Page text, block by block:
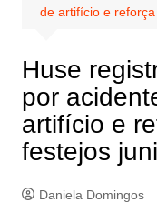
de artifício e
Huse
por
artifício e
festejos
Daniela Domingos